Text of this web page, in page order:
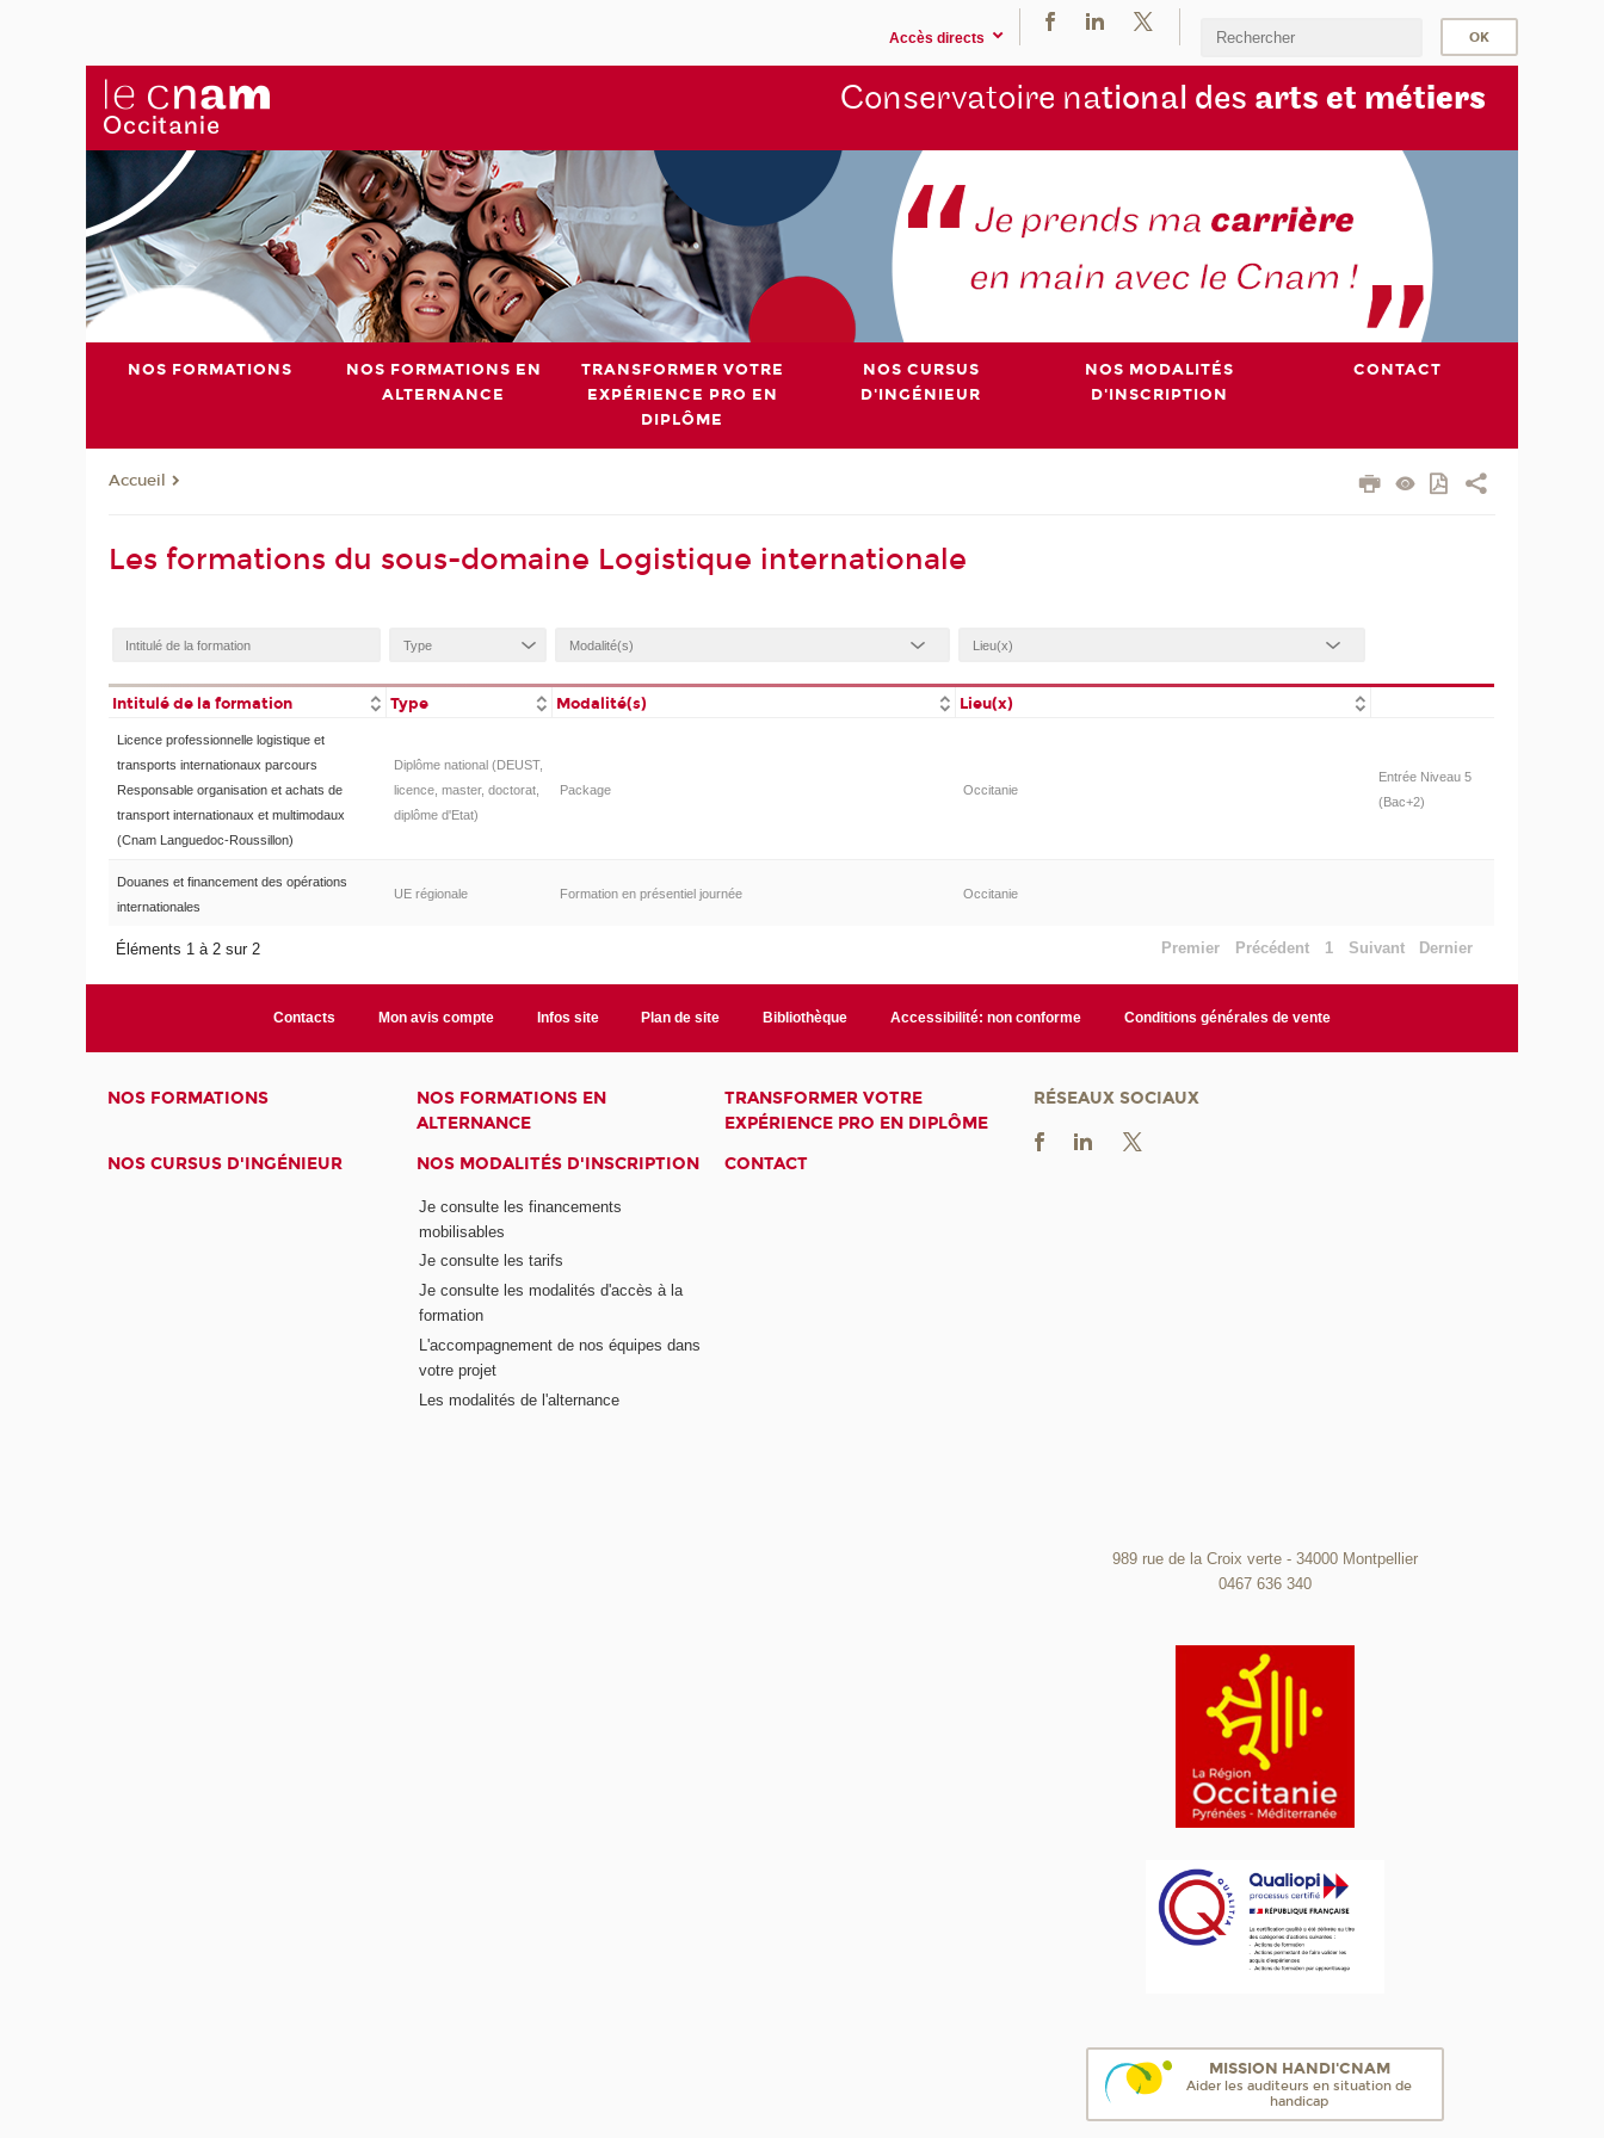
Accès directs
Conservatoire national des arts et métiers
NOS FORMATIONS
NOS FORMATIONS EN
ALTERNANCE
TRANSFORMER VOTRE
EXPÉRIENCE PRO EN
DIPLÔME
NOS CURSUS
D'INGÉNIEUR
NOS MODALITÉS
D'INSCRIPTION
CONTACT
Accueil
Les formations du sous-domaine Logistique internationale
Intitulé de la formation Type Modalité(s) Lieu(x)
Licence professionnelle logistique et
transports internationaux parcours
Responsable organisation et achats de
transport internationaux et multimodaux
(Cnam Languedoc-Roussillon)
Diplôme national (DEUST,
licence, master, doctorat,
diplôme d'Etat)
Package Occitanie
Entrée Niveau 5
(Bac+2)
Douanes et financement des opérations
internationales
UE régionale Formation en présentiel journée Occitanie
Éléments 1 à 2 sur 2 Premier Précédent 1 Suivant Dernier
Contacts Mon avis compte Infos site Plan de site Bibliothèque Accessibilité: non conforme Conditions générales de vente
NOS FORMATIONS
NOS FORMATIONS EN
ALTERNANCE
TRANSFORMER VOTRE
EXPÉRIENCE PRO EN DIPLÔME
NOS CURSUS D'INGÉNIEUR
NOS MODALITÉS D'INSCRIPTION
Je consulte les financements
mobilisables
Je consulte les tarifs
Je consulte les modalités d'accès à la
formation
L'accompagnement de nos équipes dans
votre projet
Les modalités de l'alternance
CONTACT
RÉSEAUX SOCIAUX
989 rue de la Croix verte - 34000 Montpellier
0467 636 340
MISSION HANDI'CNAM
Aider les auditeurs en situation de
handicap